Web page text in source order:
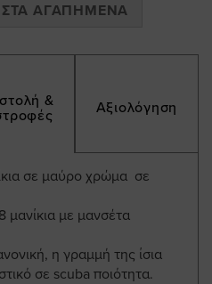
ΑΓΑΠΗΜΈΝΑ
&
Αξιολόγηση
σε μαύρο χρώμα σε
μανίκια με μανσέτα
η γραμμή της ίσια
σε scuba ποιότητα.